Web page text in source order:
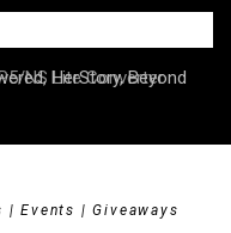
NS Lite Converter
HerStory, Beyond
| Events | Giveaways